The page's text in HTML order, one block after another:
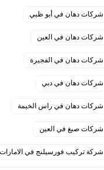
شركات دهان في أبو ظبي
شركات دهان في العين
شركات دهان في الفجيرة
شركات دهان في دبي
شركات دهان في راس الخيمة
شركات صبغ في العين
شركة تركيب فورسيلنج في الامارات